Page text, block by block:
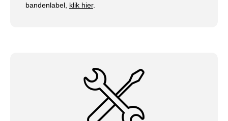
bandenlabel, klik hier.